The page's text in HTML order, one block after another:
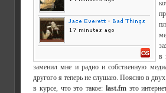
в
заменил мне и радио и собственную
другого я теперь не слушаю. Поясню в двух
в курсе, что это такое: last.fmэто